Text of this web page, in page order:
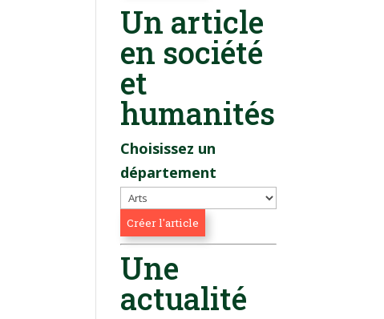
Un article
en société
et
humanités
Choisissez un
département
Une
actualité